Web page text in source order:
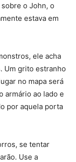
o John, o
estava em
ele acha
Um grito estranho
no mapa será
armário ao lado e
por aquela porta
se tentar
Use a